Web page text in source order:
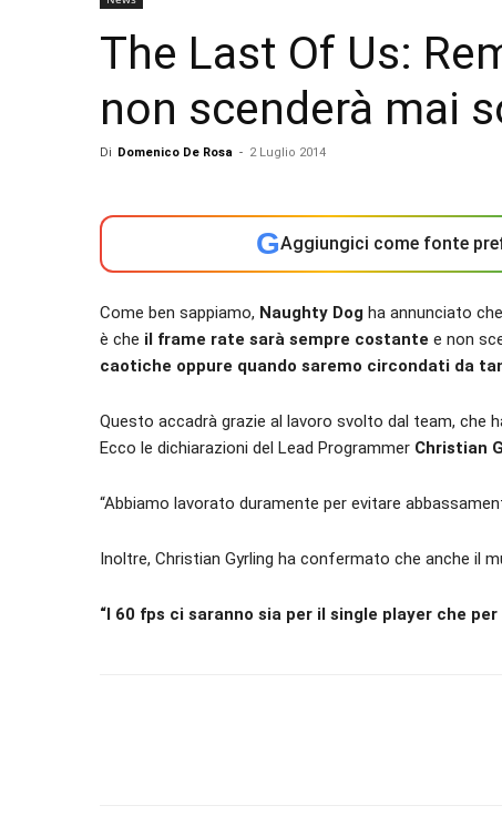
The Last Of Us:
non scenderà mai
Di Domenico De Rosa - 2 Luglio 2014
GAggiungici come fonte
Come ben sappiamo, Naughty Dog ha annunciato che
è che il frame rate sarà sempre costante e non
caotiche oppure quando saremo circondati da
Questo accadrà grazie al lavoro svolto dal team, che
Ecco le dichiarazioni del Lead Programmer Christian
“Abbiamo lavorato duramente per evitare
Inoltre, Christian Gyrling ha confermato che anche il
“I 60 fps ci saranno sia per il single player che